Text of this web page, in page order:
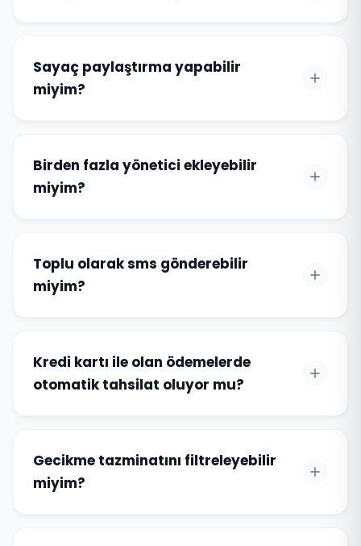
Sayaç paylaştırma yapabilir
miyim?
Birden fazla yönetici ekleyebilir
miyim?
Toplu olarak sms gönderebilir
miyim?
Kredi kartı ile olan ödemelerde
otomatik tahsilat oluyor mu?
Gecikme tazminatını filtreleyebilir
miyim?